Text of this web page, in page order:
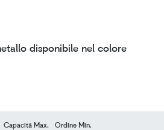
disponibile nel colore
Capacità Max. Ordine Min.